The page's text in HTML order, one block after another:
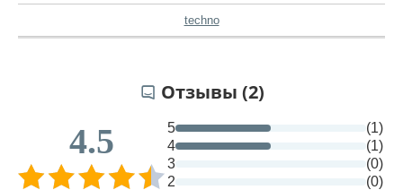
techno
Отзывы (2)
4.5 5
(1)
4
(1)
3
(0)
2
(0)